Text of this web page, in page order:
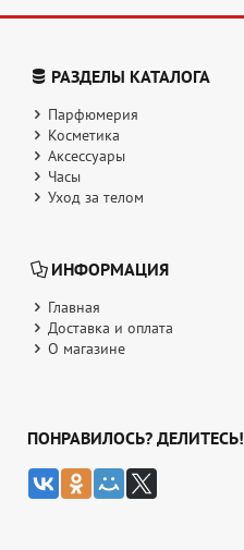
РАЗДЕЛЫ КАТАЛОГА
Парфюмерия
Косметика
Аксессуары
Часы
Уход за телом
ИНФОРМАЦИЯ
Главная
Доставка и оплата
О магазине
ПОНРАВИЛОСЬ? ДЕЛИТЕСЬ!